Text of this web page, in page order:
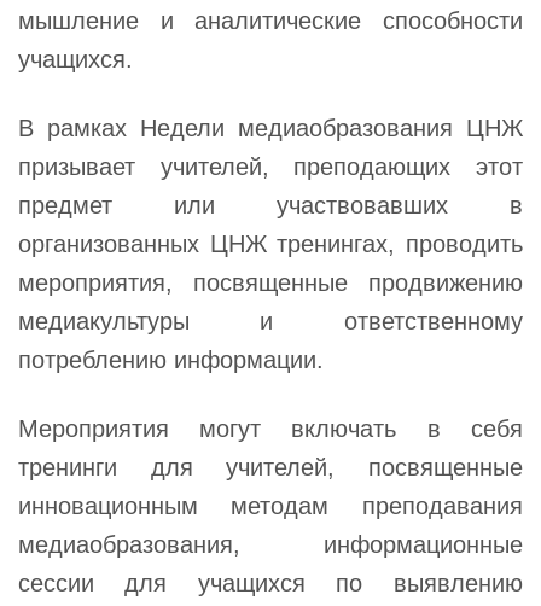
мышление и аналитические способности
учащихся.
В рамках Недели медиаобразования ЦНЖ
призывает учителей, преподающих этот
предмет или участвовавших в
организованных ЦНЖ тренингах, проводить
мероприятия, посвященные продвижению
медиакультуры и ответственному
потреблению информации.
Мероприятия могут включать в себя
тренинги для учителей, посвященные
инновационным методам преподавания
медиаобразования, информационные
сессии для учащихся по выявлению